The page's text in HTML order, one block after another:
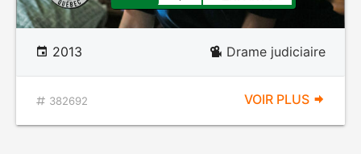
2013 Drame judiciaire
382692 VOIR PLUS